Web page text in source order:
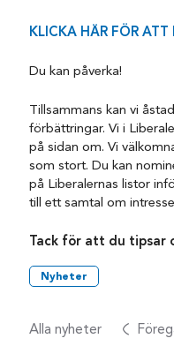
KLICKA HÄR FÖR ATT
Du kan påverka!
Tillsammans kan vi
förbättringar. Vi i
på sidan om. Vi
som stort. Du kan
på Liberalernas listor
till ett samtal om
Tack för att du tipsar
Nyheter
Alla nyheter